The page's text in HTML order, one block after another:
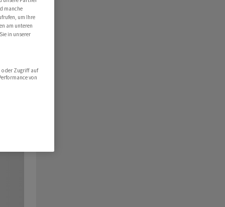
manche
um Ihre
am unteren
in unserer
oder Zugriff auf
von